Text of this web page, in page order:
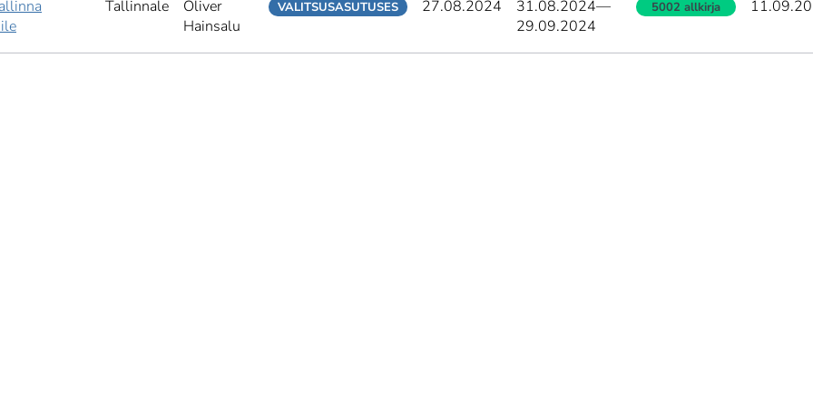
Tallinnale
Oliver
Hainsalu
VALITSUSASUTUSES 27.08.2024 31.08.2024—
29.09.2024
5002 allkirja